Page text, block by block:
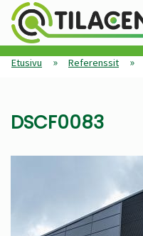
Etusivu » Referenssit »
DSCF0083